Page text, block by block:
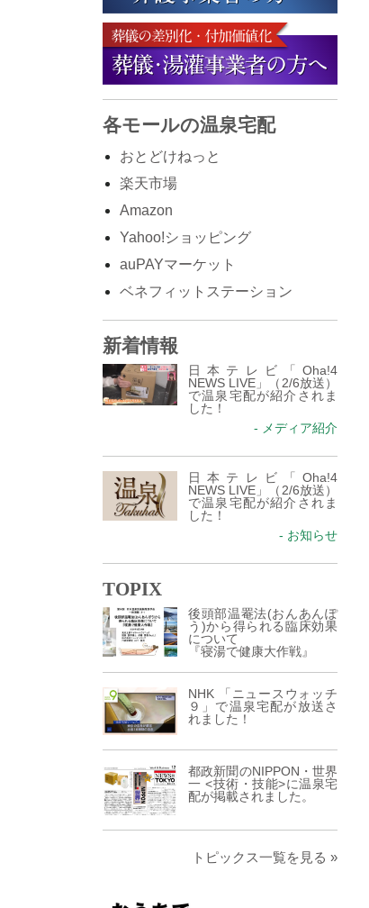
各モールの温泉宅配
おとどけねっと
楽天市場
Amazon
Yahoo!ショッピング
auPAYマーケット
ベネフィットステーション
新着情報
日本テレビ「Oha!4
NEWS LIVE」（2/6放送）
で温泉宅配が紹介されま
した！
- メディア紹介
日本テレビ「Oha!4
NEWS LIVE」（2/6放送）
で温泉宅配が紹介されま
した！
- お知らせ
TOPIX
後頭部温罨法(おんあんぽ
う)から得られる臨床効果
について
『寝湯で健康大作戦』
NHK 「ニュースウォッチ
９」で温泉宅配が放送さ
れました！
都政新聞のNIPPON・世界
一 <技術・技能>に温泉宅
配が掲載されました。
トピックス一覧を見る »